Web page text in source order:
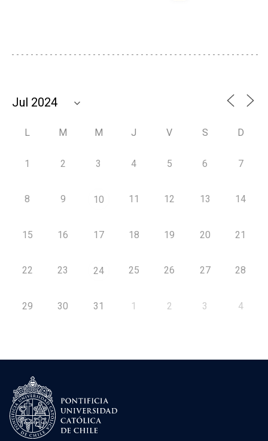
L M M J V S D
1 2 3 4 5 6 7
8 9 10 11 12 13 14
15 16 17 18 19 20 21
22 23 24 25 26 27 28
29 30 31 1 2 3 4